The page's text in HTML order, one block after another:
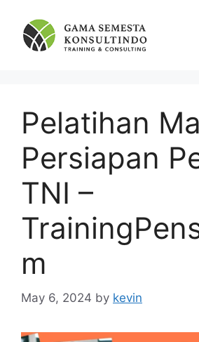
content
Pelatihan
Persiapan
TNI –
m
May 6, 2024 by kevin